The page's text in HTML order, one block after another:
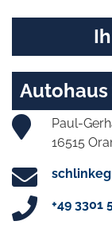
Paul-
16515
+49 3301